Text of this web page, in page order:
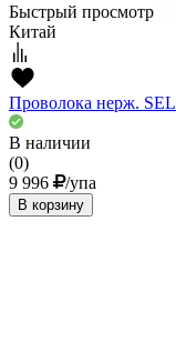
Быстрый просмотр
Китай
Проволока нерж.
В наличии
(0)
9 996
/упа
В корзину